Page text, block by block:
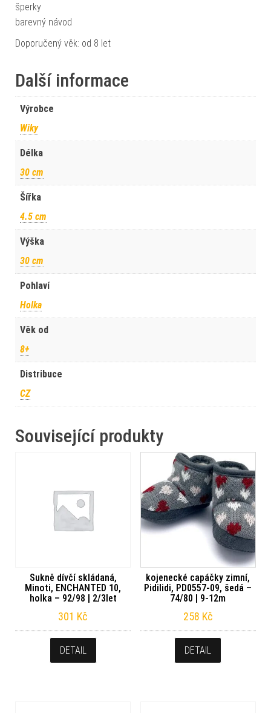
šperky
barevný návod
Doporučený věk: od 8 let
Další informace
Výrobce
Wiky
Délka
30 cm
Šířka
4.5 cm
Výška
30 cm
Pohlaví
Holka
Věk od
8+
Distribuce
CZ
Související produkty
Sukně dívčí skládaná,
Minoti, ENCHANTED 10,
holka – 92/98 | 2/3let
301 Kč
DETAIL
kojenecké capáčky zimní,
Pidilidi, PD0557-09, šedá –
74/80 | 9-12m
258 Kč
DETAIL